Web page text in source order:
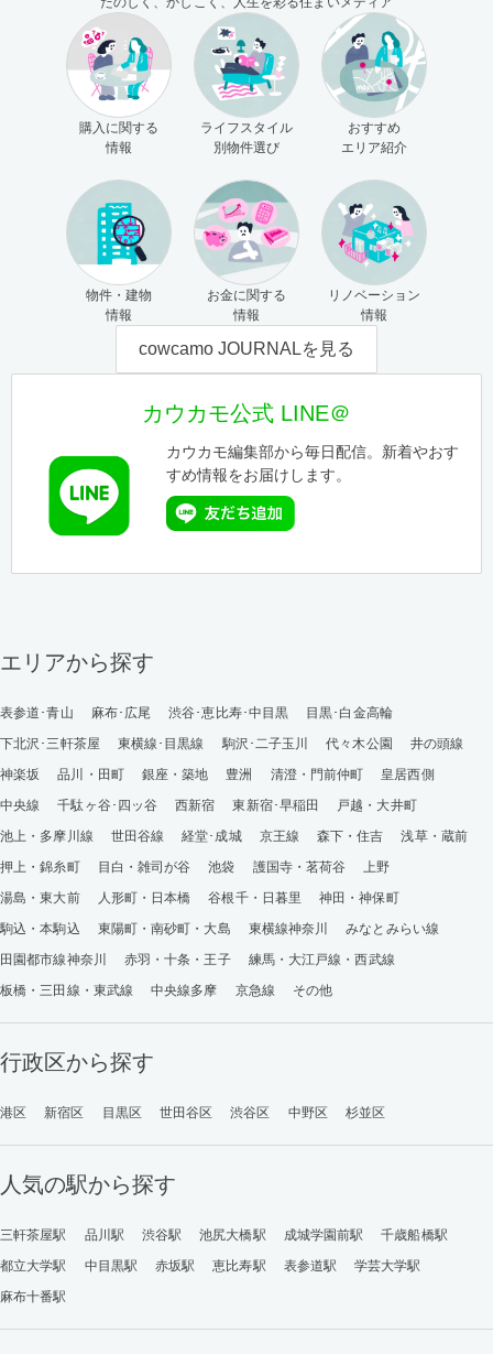
購入に関する
情報
ライフスタイル
別物件選び
おすすめ
エリア紹介
物件・建物
情報
お金に関する
情報
リノベーション
情報
cowcamo JOURNALを見る
カウカモ公式 LINE＠
カウカモ編集部から毎日配信。新着やおす
すめ情報をお届けします。
エリアから探す
表参道･青山 麻布･広尾 渋谷･恵比寿･中目黒
目黒･白金高輪
下北沢･三軒茶屋
東横線･目黒線 駒沢･二子玉川 代々木公園
井の頭線
神楽坂
品川・田町 銀座・築地 豊洲 清澄・門前仲町
皇居西側
中央線
千駄ヶ谷･四ッ谷 西新宿 東新宿･早稲田
戸越・大井町
池上・多摩川線
世田谷線 経堂･成城 京王線 森下・住吉
浅草・蔵前
押上・錦糸町
目白・雑司が谷 池袋 護国寺・茗荷谷
上野
湯島・東大前
人形町・日本橋 谷根千・日暮里
神田・神保町
駒込・本駒込
東陽町・南砂町・大島 東横線神奈川
みなとみらい線
田園都市線神奈川
赤羽・十条・王子
練馬・大江戸線・西武線
板橋・三田線・東武線
中央線多摩 京急線 その他
行政区から探す
港区 新宿区 目黒区 世田谷区 渋谷区 中野区 杉並区
人気の駅から探す
三軒茶屋駅 品川駅 渋谷駅 池尻大橋駅 成城学園前駅
千歳船橋駅
都立大学駅
中目黒駅 赤坂駅 恵比寿駅 表参道駅
学芸大学駅
麻布十番駅